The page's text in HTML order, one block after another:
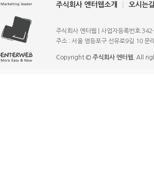
주식회사 엔터웹소개 오시는길
주식회사 엔터웹 | 사업자등록번호
주소 : 서울 영등포구 선유로9길 10
Copyright © 주식회사 엔터웹. All